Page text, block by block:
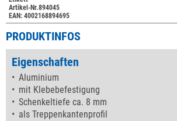
Artikel-Nr.894045
EAN: 4002168894695
PRODUKTINFOS
Eigenschaften
Aluminium
mit Klebebefestigung
Schenkeltiefe ca. 8 mm
als Treppenkantenprofil